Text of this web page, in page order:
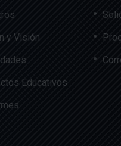
y Visión
Educativos